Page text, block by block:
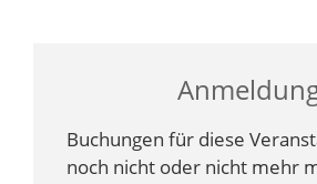
Buchungen für diese
noch nicht oder nicht mehr